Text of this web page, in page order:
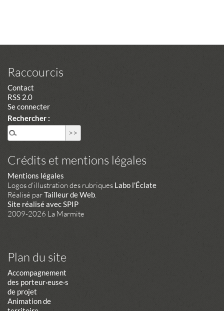
Raccourcis
Contact
RSS 2.0
Se connecter
Rechercher :
Crédits et mentions légales
Mentions légales
Logos d'illustration des rubriques Labo l'Éclate
Réalisé parTailleur de Web.
Site réalisé avec SPIP
2009-2026 La Marmite
Plan du site
Accompagnement
des porteur·euse·s
de projet
Animation de